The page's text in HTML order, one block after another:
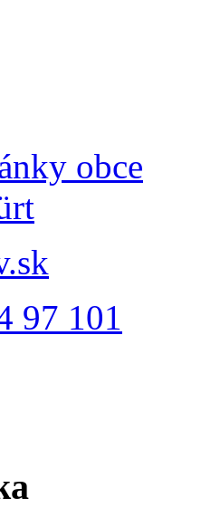
obce
97 101